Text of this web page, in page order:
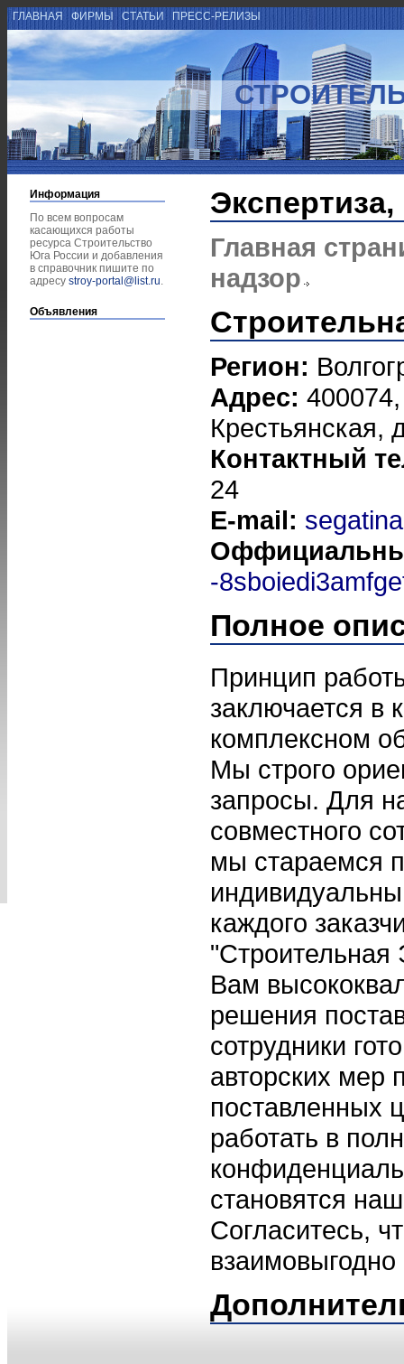
ГЛАВНАЯ ФИРМЫ СТАТЬИ ПРЕСС-РЕЛИЗЫ
Информация
По всем вопросам
касающихся работы
ресурса Строительство
Юга России и добавления
в справочник пишите по
адресу stroy-portal@list.ru.
Объявления
Главная
надзор
Регион:
Адрес:
Крестьянская,
Контактный
24
E-mail:
-
Полное
Принцип
заключается в
комплексном
Мы строго
запросы. Для
совместного
мы стараемся
каждого
"Строительная
Вам
решения
сотрудники
авторских мер
поставленных
работать в
становятся
Согласитесь,